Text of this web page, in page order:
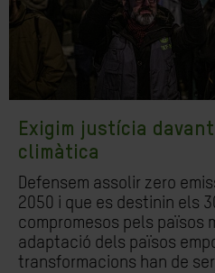
Exigim justícia davant
climàtica
Defensem assolir zero
2050 i que es destinin els
compromesos pels països
adaptació dels països
transformacions han de